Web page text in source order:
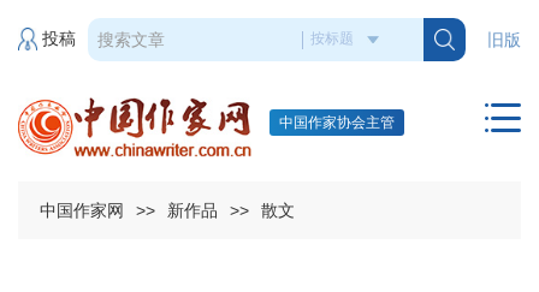
旧版
投稿
中国作家协会主管
中国作家网 >> 新作品 >> 散文